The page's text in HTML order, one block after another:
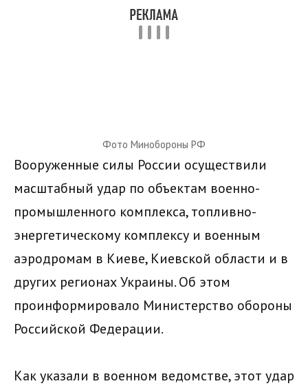
Фото Минобороны РФ
Вооруженные силы России осуществили
масштабный удар по объектам военно-
промышленного комплекса, топливно-
энергетическому комплексу и военным
аэродромам в Киеве, Киевской области и в
других регионах Украины. Об этом
проинформировало Министерство обороны
Российской Федерации.
Как указали в военном ведомстве, этот удар